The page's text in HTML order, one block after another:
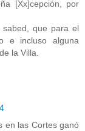
[Xx]cepción, por
sabed, que para el
e incluso alguna
la Villa.
en las Cortes ganó